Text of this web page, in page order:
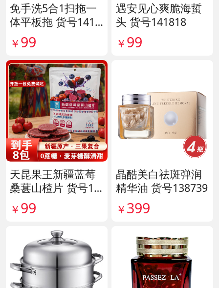
免手洗5合1扫拖一
体平板拖 货号1415
80
￥ 99
天昆果王新疆蓝莓
桑葚山楂片 货号14
1817
￥ 99
遇安见心爽脆海蜇
头 货号141818
￥ 99
晶酷美白祛斑弹润
精华油 货号138739
￥ 399